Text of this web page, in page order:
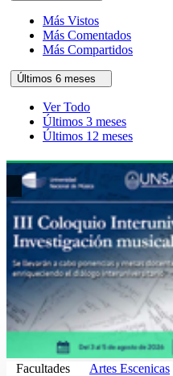
Más Vistos
Más Comentados
Más Compartidos
Últimos 6 meses
Ver Todo
Últimos 3 meses
Últimos 12 meses
Facultades Artes Escenicas